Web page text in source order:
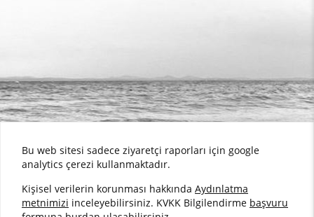
Bu web sitesi sadece ziyaretçi raporları için google
analytics çerezi kullanmaktadır.
Kişisel verilerin korunması hakkında Aydınlatma
metnimizi inceleyebilirsiniz. KVKK Bilgilendirme başvuru